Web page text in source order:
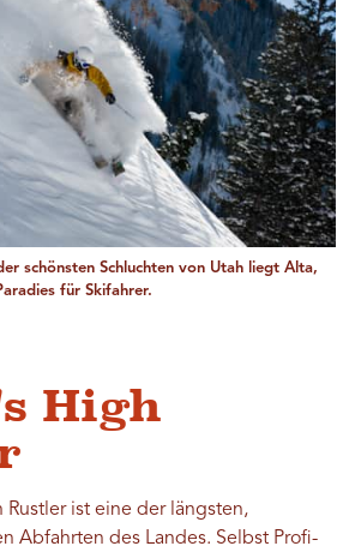
schönsten Schluchten von Utah liegt Alta,
für Skifahrer.
High
Rustler ist eine der längsten,
Abfahrten des Landes. Selbst Profi-